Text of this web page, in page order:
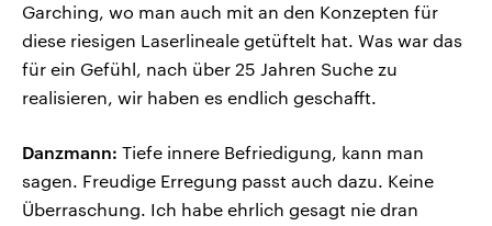
Garching, wo man auch mit an den Konzepten für
diese riesigen Laserlineale getüftelt hat. Was war das
für ein Gefühl, nach über 25 Jahren Suche zu
realisieren, wir haben es endlich geschafft.
Danzmann: Tiefe innere Befriedigung, kann man
sagen. Freudige Erregung passt auch dazu. Keine
Überraschung. Ich habe ehrlich gesagt nie dran